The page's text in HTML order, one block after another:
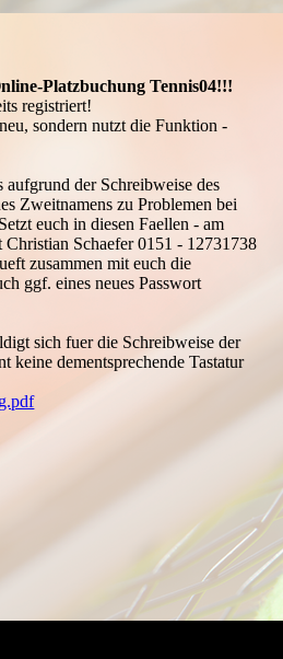
Platzbuchung Tennis04!!!
registriert!
sondern nutzt die Funktion -
der Schreibweise des
Zweitnamens zu Problemen bei
euch in diesen Faellen - am
Schaefer 0151 - 12731738
zusammen mit euch die
ggf. eines neues Passwort
sich fuer die Schreibweise der
keine dementsprechende Tastatur